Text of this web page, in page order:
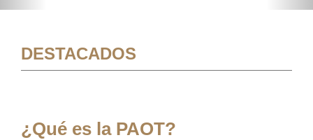
DESTACADOS
¿Qué es la PAOT?